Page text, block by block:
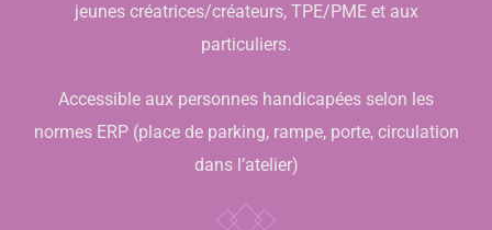
jeunes créatrices/créateurs, TPE/PME et aux
particuliers.
Accessible aux personnes handicapées selon les
normes ERP (place de parking, rampe, porte, circulation
dans l’atelier)